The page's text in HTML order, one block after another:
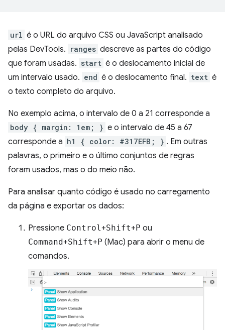
url é o URL do arquivo CSS ou JavaScript analisado
pelas DevTools. ranges descreve as partes do código
que foram usadas. start é o deslocamento inicial de
um intervalo usado. end é o deslocamento final. text é
o texto completo do arquivo.
No exemplo acima, o intervalo de 0 a 21 corresponde a
body { margin: 1em; } e o intervalo de 45 a 67
corresponde a h1 { color: #317EFB; } . Em outras
palavras, o primeiro e o último conjuntos de regras
foram usados, mas o do meio não.
Para analisar quanto código é usado no carregamento
da página e exportar os dados:
Pressione Control +Shift+P ou
Command+Shift+P (Mac) para abrir o menu de
comandos.